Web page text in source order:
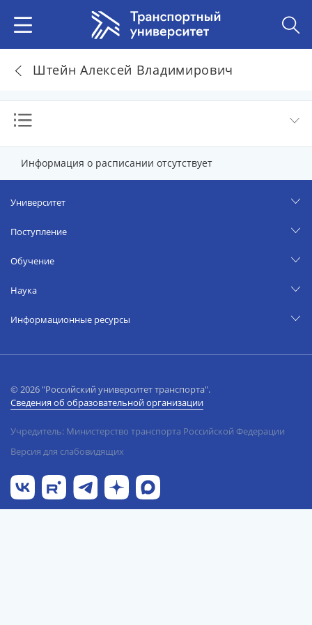
Штейн Алексей Владимирович
Информация о расписании отсутствует
Университет
Поступление
Обучение
Наука
Информационные ресурсы
© 2026 "Российский университет транспорта".
Сведения об образовательной организации
Учредитель: Министерство транспорта Российской Федерации
Версия для слабовидящих